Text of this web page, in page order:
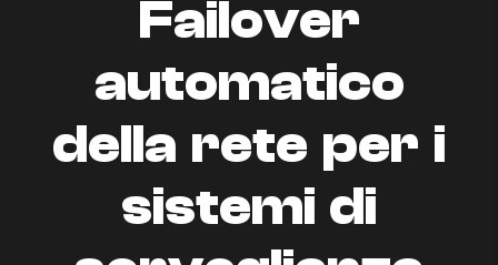
Failover
automatico
della rete per i
sistemi di